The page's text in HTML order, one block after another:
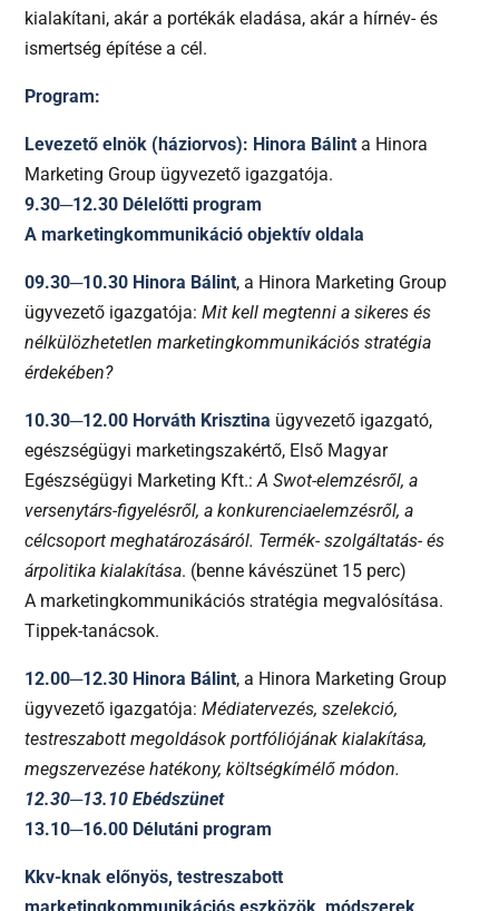
kialakítani, akár a portékák eladása, akár a hírnév- és
ismertség építése a cél.
Program:
Levezető elnök (háziorvos): Hinora Bálint a Hinora
Marketing Group ügyvezető igazgatója.
9.30─12.30 Délelőtti program
A marketingkommunikáció objektív oldala
09.30─10.30 Hinora Bálint, a Hinora Marketing Group
ügyvezető igazgatója: Mit kell megtenni a sikeres és
nélkülözhetetlen marketingkommunikációs stratégia
érdekében?
10.30─12.00 Horváth Krisztina ügyvezető igazgató,
egészségügyi marketingszakértő, Első Magyar
Egészségügyi Marketing Kft.: A Swot-elemzésről, a
versenytárs-figyelésről, a konkurenciaelemzésről, a
célcsoport meghatározásáról. Termék- szolgáltatás- és
árpolitika kialakítása. (benne kávészünet 15 perc)
A marketingkommunikációs stratégia megvalósítása.
Tippek-tanácsok.
12.00─12.30 Hinora Bálint, a Hinora Marketing Group
ügyvezető igazgatója: Médiatervezés, szelekció,
testreszabott megoldások portfóliójának kialakítása,
megszervezése hatékony, költségkímélő módon.
12.30─13.10 Ebédszünet
13.10─16.00 Délutáni program
Kkv-knak előnyös, testreszabott
marketingkommunikációs eszközök, módszerek,